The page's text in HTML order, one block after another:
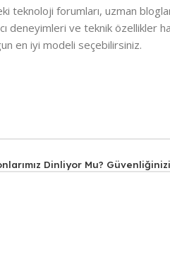
teknoloji forumları, uzman
deneyimleri ve teknik özellikler
en iyi modeli seçebilirsiniz.
Dinliyor Mu?